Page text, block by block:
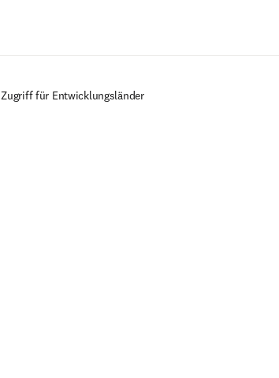
Zugriff für Entwicklungsländer